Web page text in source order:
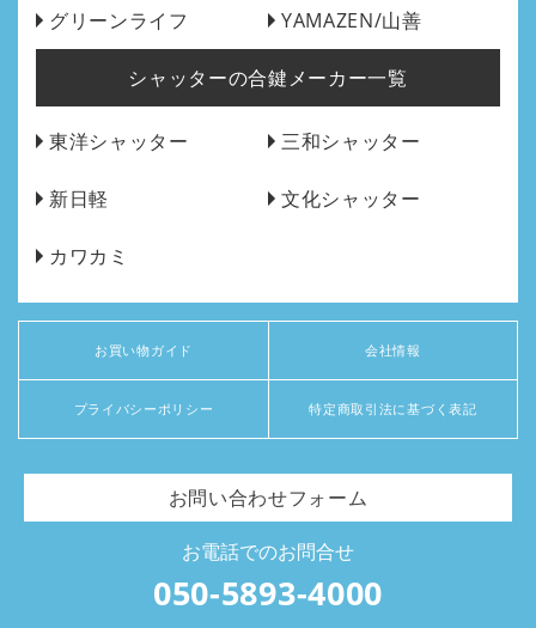
グリーンライフ YAMAZEN/山善
シャッターの合鍵メーカー一覧
東洋シャッター 三和シャッター
新日軽 文化シャッター
カワカミ
お買い物ガイド 会社情報
プライバシーポリシー 特定商取引法に基づく表記
お問い合わせフォーム
お電話でのお問合せ
050-5893-4000